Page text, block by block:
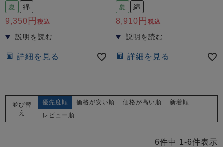
すべてのデザインのパジャマ一覧はこちら
夏 綿
9,350 税込
詳細を見る
夏 綿
8,910 税込
詳細を見る
並び替
え
優先度順 価格が安い順 価格が高い順
新着順
レビュー順
6件中 1 -6件表示